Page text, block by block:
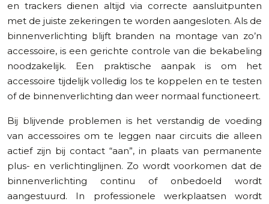
en trackers dienen altijd via correcte aansluitpunten
met de juiste zekeringen te worden aangesloten. Als de
binnenverlichting blijft branden na montage van zo’n
accessoire, is een gerichte controle van die bekabeling
noodzakelijk. Een praktische aanpak is om het
accessoire tijdelijk volledig los te koppelen en te testen
of de binnenverlichting dan weer normaal functioneert.
Bij blijvende problemen is het verstandig de voeding
van accessoires om te leggen naar circuits die alleen
actief zijn bij contact “aan”, in plaats van permanente
plus- en verlichtinglijnen. Zo wordt voorkomen dat de
binnenverlichting continu of onbedoeld wordt
aangestuurd. In professionele werkplaatsen wordt